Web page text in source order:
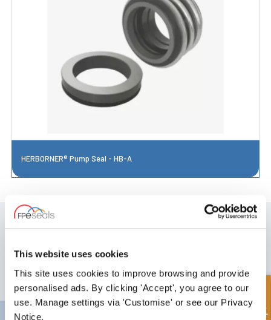
This website uses cookies
This site uses cookies to improve browsing and provide
personalised ads. By clicking 'Accept', you agree to our
use. Manage settings via 'Customise' or see our Privacy
Notice.
HERBORNER® Pump Seal - HB-A
MELD DEG PÅ VÅRT NYHETSBREV
våre siste tilbud og nye produkter.
ABONNER